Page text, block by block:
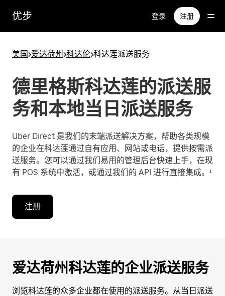
优步 登录 注册
美国>爱达荷州>科达伦>科达莲派送服务
德里格斯科达莲的派送服
务和本地当日派送服务
Uber Direct 是我们的末端派送解决方案，帮助各类规模
的企业在科达莲通过自有应用、网站或电话，提供按需派
送服务。您可以通过我们易用的管理后台快速上手，在现
有 POS 系统中激活，或通过我们的 API 进行直接集成。¹
注册
爱达荷州科达莲的企业派送服务
浏览科达莲的众多企业都在使用的派送服务。从当日派送